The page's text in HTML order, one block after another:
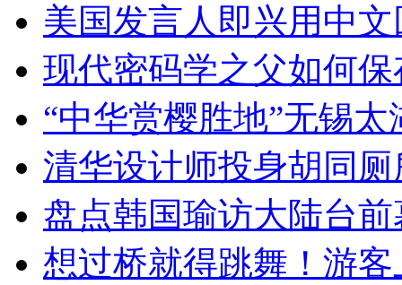
美国发言人即兴用中
现代密码学之父如何
“中华赏樱胜地”无锡
清华设计师投身胡同
盘点韩国瑜访大陆台
想过桥就得跳舞！游客